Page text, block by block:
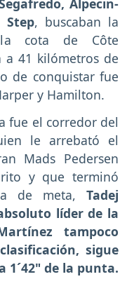
Alpecin-
Step, buscaban la
la cota de Côte
a 41 kilómetros de
de conquistar fue
y Hamilton.
fue el corredor del
le arrebató el
Mads Pedersen
y que terminó
de meta, Tadej
líder de la
tampoco
sigue
1´42" de la punta.